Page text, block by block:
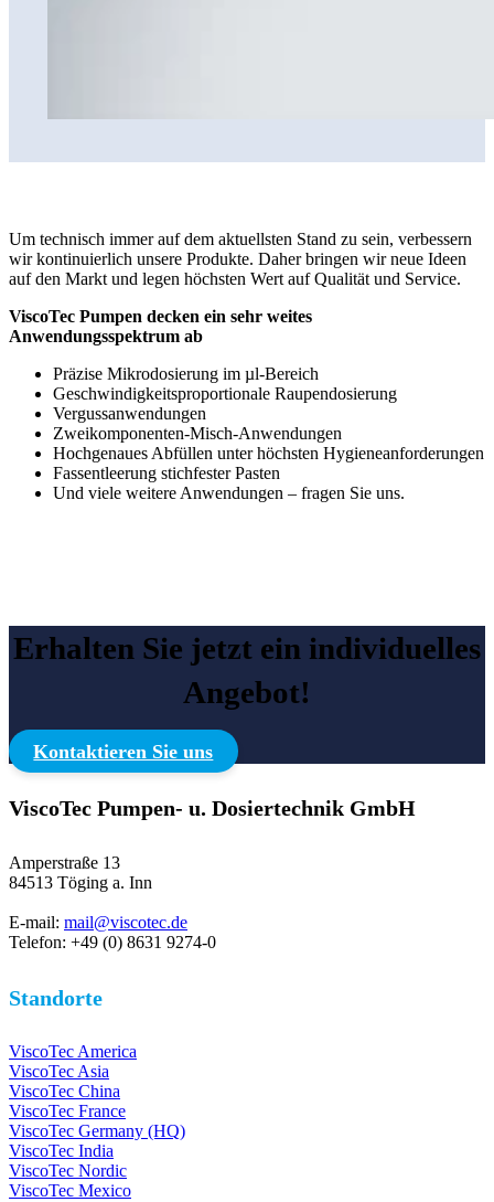
Um technisch immer auf dem aktuellsten Stand zu sein, verbessern
wir kontinuierlich unsere Produkte. Daher bringen wir neue Ideen
auf den Markt und legen höchsten Wert auf Qualität und Service.
ViscoTec Pumpen decken ein sehr weites
Anwendungsspektrum ab
Präzise Mikrodosierung im µl-Bereich
Geschwindigkeitsproportionale Raupendosierung
Vergussanwendungen
Zweikomponenten-Misch-Anwendungen
Hochgenaues Abfüllen unter höchsten Hygieneanforderungen
Fassentleerung stichfester Pasten
Und viele weitere Anwendungen – fragen Sie uns.
Erhalten Sie jetzt ein individuelles
Angebot!
Kontaktieren Sie uns
ViscoTec Pumpen- u. Dosiertechnik GmbH
Amperstraße 13
84513 Töging a. Inn
E-mail: mail@viscotec.de
Telefon: +49 (0) 8631 9274-0
Standorte
ViscoTec America
ViscoTec Asia
ViscoTec China
ViscoTec France
ViscoTec Germany (HQ)
ViscoTec India
ViscoTec Nordic
ViscoTec Mexico